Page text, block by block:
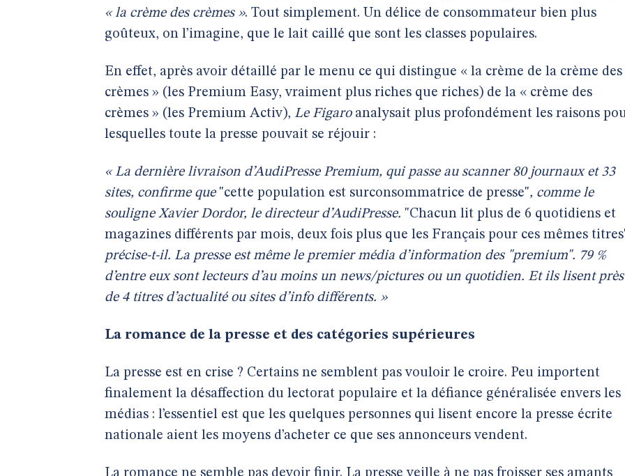
« la crème des crèmes ». Tout simplement. Un délice de consommateur bien plus
goûteux, on l’imagine, que le lait caillé que sont les classes populaires.
En effet, après avoir détaillé par le menu ce qui distingue « la crème de la crème des
crèmes » (les Premium Easy, vraiment plus riches que riches) de la « crème des
crèmes » (les Premium Activ), Le Figaroanalysait plus profondément les raisons
lesquelles toute la presse pouvait se réjouir :
« La dernière livraison d’AudiPresse Premium, qui passe au scanner 80 journaux et 33
sites, confirme que "cette population est surconsommatrice de presse", comme le
souligne Xavier Dordor, le directeur d’AudiPresse. "Chacun lit plus de 6 quotidiens et
magazines différents par mois, deux fois plus que les Français pour ces mêmes
précise-t-il. La presse est même le premier média d’information des "premium". 79 %
d’entre eux sont lecteurs d’au moins un news/pictures ou un quotidien. Et ils lisent près
de 4 titres d’actualité ou sites d’info différents. »
La romance de la presse et des catégories supérieures
La presse est en crise ? Certains ne semblent pas vouloir le croire. Peu importent
finalement la désaffection du lectorat populaire et la défiance généralisée envers les
médias : l’essentiel est que les quelques personnes qui lisent encore la presse écrite
nationale aient les moyens d’acheter ce que ses annonceurs vendent.
La romance ne semble pas devoir finir. La presse veille à ne pas froisser ses amants